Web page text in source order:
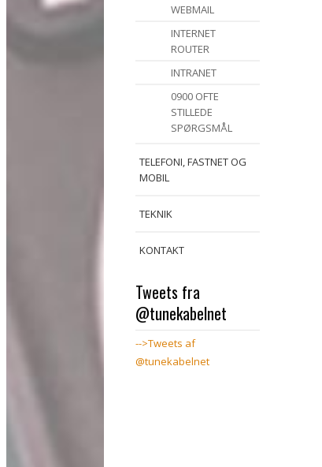
WEBMAIL
INTERNET
ROUTER
INTRANET
0900 OFTE
STILLEDE
SPØRGSMÅL
TELEFONI, FASTNET OG
MOBIL
TEKNIK
KONTAKT
Tweets fra
@tunekabelnet
-->Tweets af
@tunekabelnet